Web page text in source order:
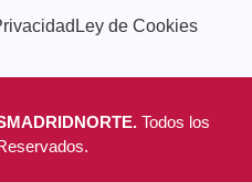
Ley de Cookies
Todos los